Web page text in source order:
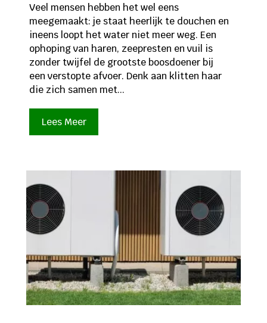
Veel mensen hebben het wel eens
meegemaakt: je staat heerlijk te douchen en
ineens loopt het water niet meer weg. Een
ophoping van haren, zeepresten en vuil is
zonder twijfel de grootste boosdoener bij
een verstopte afvoer. Denk aan klitten haar
die zich samen met...
Lees Meer